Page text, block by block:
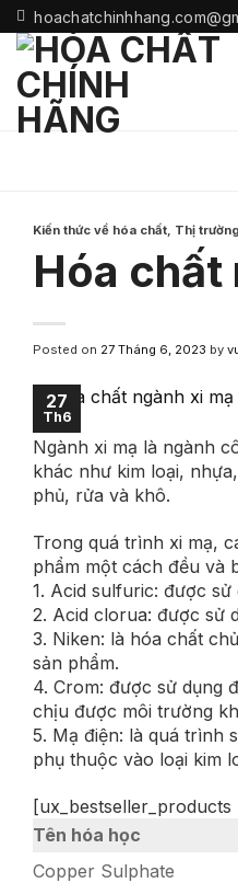
Skip
to
content
Kiến thức về hóa chất, Thị
Hóa chất
Posted on 27 Tháng 6, 2023 by
27
Th6
Ngành xi mạ là ngành
khác như kim loại,
phủ, rửa và khô.
Trong quá trình xi mạ,
phẩm một cách đều và
1. Acid sulfuric: được
2. Acid clorua: được sử
3. Niken: là hóa chất
sản phẩm.
4. Crom: được sử dụng
chịu được môi trường
5. Mạ điện: là quá trình
phụ thuộc vào loại kim
[ux_bestseller_products
Tên hóa học
Copper Sulphate